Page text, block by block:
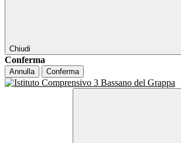
Chiudi
Conferma
Annulla Conferma